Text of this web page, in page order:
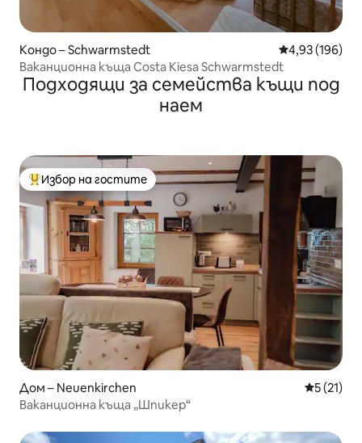
Кондо – Schwarmstedt Средна
4,93 (196)
Ваканционна къща Costa Kiesa Schwarmstedt
Подходящи за семейства къщи под
наем
Най-популярен избор на гостите
Избор на гостите
Дом – Neuenkirchen Средна
5 (21)
Ваканционна къща „Шпикер“